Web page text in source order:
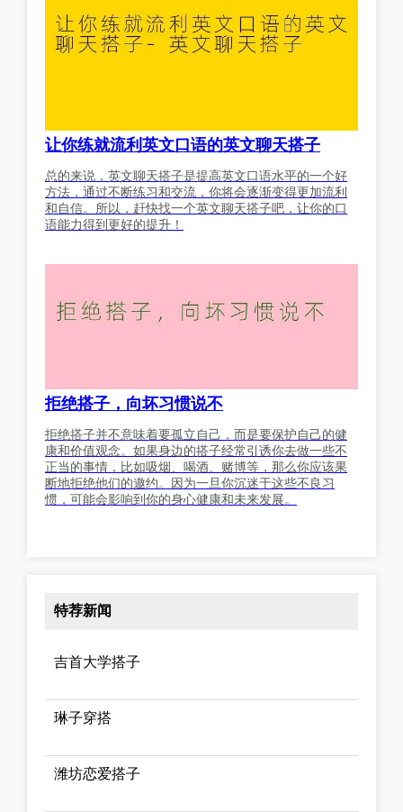
让你练就流利英文口语的英文聊天搭子
总的来说，英文聊天搭子是提高英文口语水平的一个好
方法，通过不断练习和交流，你将会逐渐变得更加流利
和自信。所以，赶快找一个英文聊天搭子吧，让你的口
语能力得到更好的提升！
拒绝搭子，向坏习惯说不
拒绝搭子并不意味着要孤立自己，而是要保护自己的健
康和价值观念。如果身边的搭子经常引诱你去做一些不
正当的事情，比如吸烟、喝酒、赌博等，那么你应该果
断地拒绝他们的邀约。因为一旦你沉迷于这些不良习
惯，可能会影响到你的身心健康和未来发展。
特荐新闻
吉首大学搭子
琳子穿搭
潍坊恋爱搭子